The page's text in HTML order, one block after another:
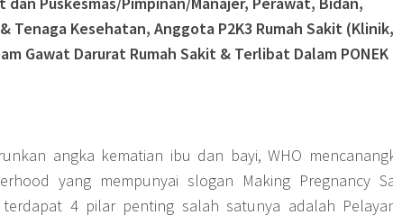
Tenaga Kesehatan, Anggota P2K3 Rumah Sakit (Klinik,
Gawat Darurat Rumah Sakit & Terlibat Dalam PONEK
angka kematian ibu dan bayi, WHO
yang mempunyai slogan Making Pregnancy
terdapat 4 pilar penting salah satunya adalah